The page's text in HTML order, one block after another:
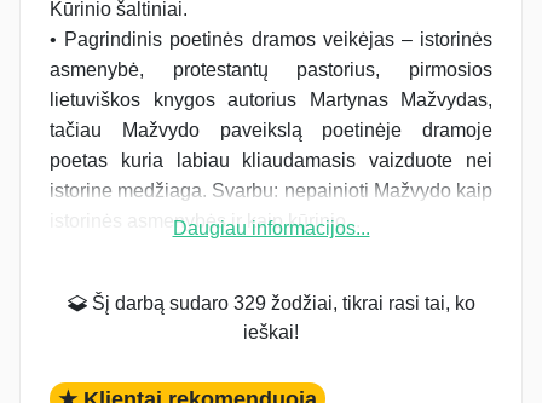
Kūrinio šaltiniai.
• Pagrindinis poetinės dramos veikėjas – istorinės
asmenybė, protestantų pastorius, pirmosios
lietuviškos knygos autorius Martynas Mažvydas,
tačiau Mažvydo paveikslą poetinėje dramoje
poetas kuria labiau kliaudamasis vaizduote nei
istorine medžiaga. Svarbu: nepainioti Mažvydo kaip
istorinės asmenybės ir kaip kūrinio...
Daugiau informacijos...
Šį darbą sudaro 329 žodžiai, tikrai rasi tai, ko
ieškai!